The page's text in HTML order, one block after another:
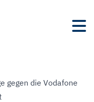
gegen die Vodafone